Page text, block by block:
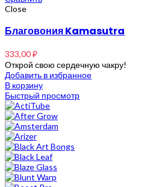
Close
Благовония Kamasutra
333,00₽
Открой свою сердечную чакру!
Добавить в избранное
В корзину
Быстрый просмотр